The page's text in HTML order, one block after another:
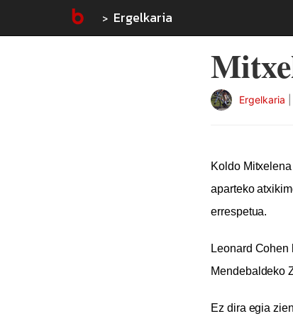
Ergelkaria
Ergelkaria
Koldo
aparteko
errespetua.
Leonard
Mendebaldeko
Ez dira egia